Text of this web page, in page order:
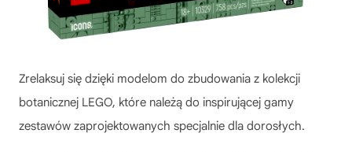
Zrelaksuj się dzięki modelom do zbudowania z kolekcji
botanicznej LEGO, które należą do inspirującej gamy
zestawów zaprojektowanych specjalnie dla dorosłych.